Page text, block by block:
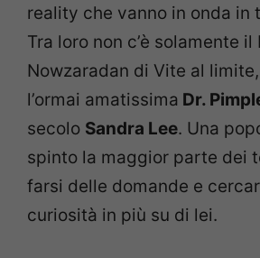
reality che vanno in onda in
Tra loro non c’è solamente il
Nowzaradan di Vite al
l’ormai amatissima Dr.
secolo Sandra Lee. Una
spinto la maggior parte dei
farsi delle domande e
curiosità in più su di lei.